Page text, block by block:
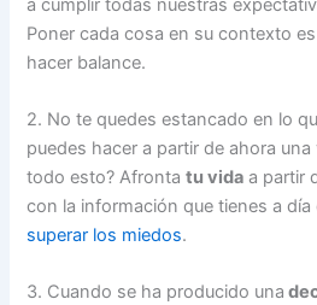
a cumplir todas nuestras
Poner cada cosa en su contexto
hacer balance.
2. No te quedes estancado en lo
puedes hacer a partir de ahora
todo esto? Afrontatu vida a partir
con la información que tienes a
superar los miedos.
3. Cuando se ha producido una